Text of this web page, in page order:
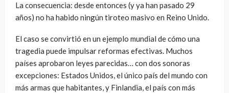
La consecuencia: desde entonces (y ya han pasado 29
años) no ha habido ningún tiroteo masivo en Reino Unido.
El caso se convirtió en un ejemplo mundial de cómo una
tragedia puede impulsar reformas efectivas. Muchos
países aprobaron leyes parecidas… con dos sonoras
excepciones: Estados Unidos, el único país del mundo con
más armas que habitantes, y Finlandia, el país con más